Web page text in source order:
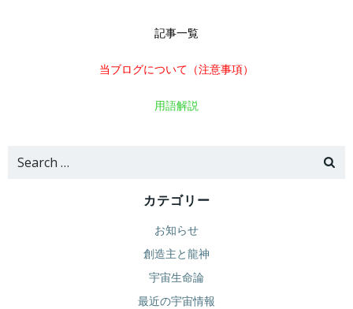
記事一覧
当ブログについて（注意事項）
用語解説
Search
カテゴリー
お知らせ
創造主と龍神
宇宙生命論
最近の宇宙情報